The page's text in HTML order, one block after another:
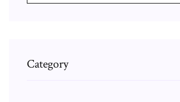
Category